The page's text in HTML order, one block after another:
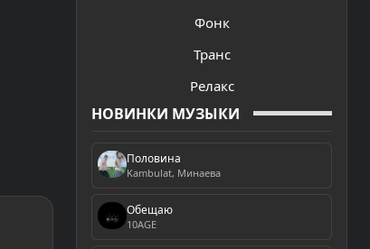
Фонк
Транс
Релакс
НОВИНКИ МУЗЫКИ
Половина
Kambulat, Минаева
Обещаю
10AGE